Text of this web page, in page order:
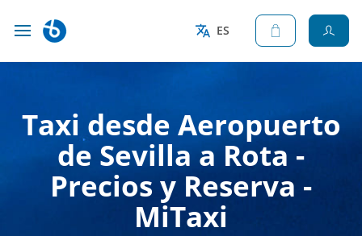
ES
Taxi desde Aeropuerto
de Sevilla a Rota -
Precios y Reserva -
MiTaxi